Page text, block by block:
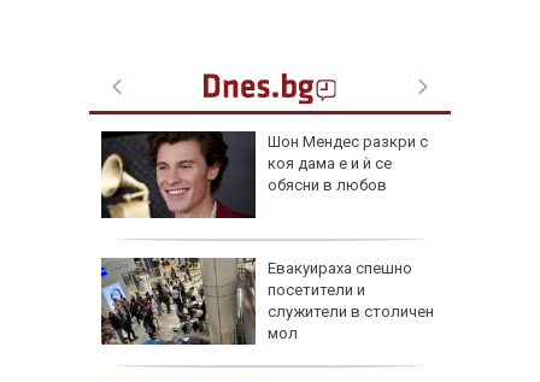
Шон Мендес разкри с
коя дама е и ѝ се
обясни в любов
Евакуираха спешно
посетители и
служители в столичен
мол